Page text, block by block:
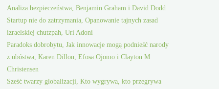
Analiza bezpieczeństwa, Benjamin Graham i David Dodd
Startup nie do zatrzymania, Opanowanie tajnych zasad
izraelskiej chutzpah, Uri Adoni
Paradoks dobrobytu, Jak innowacje mogą podnieść narody
z ubóstwa, Karen Dillon, Efosa Ojomo i Clayton M
Christensen
Sześć twarzy globalizacji, Kto wygrywa, kto przegrywa